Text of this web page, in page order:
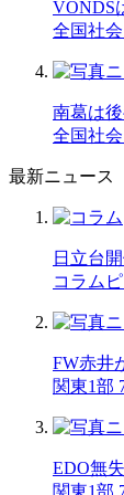
VONDS
全国社会
南葛は
全国社会
最新ニュース
日立台
コラム
FW赤井
関東1部
EDO無
関東1部